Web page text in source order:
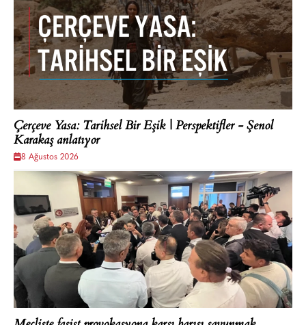
Çerçeve Yasa: Tarihsel Bir Eşik | Perspektifler - Şenol
Karakaş anlatıyor
8 Ağustos 2026